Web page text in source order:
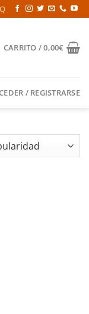
CARRITO /0,00€
/ REGISTRARSE